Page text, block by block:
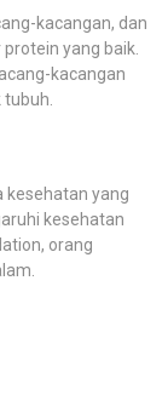
kacangan, dan
yang baik.
kacangan
tubuh.
kesehatan yang
kesehatan
orang